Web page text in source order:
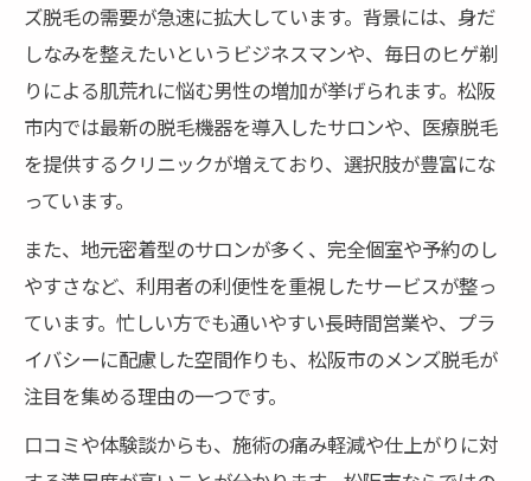
脱毛デビューなら松阪で自分に合う方法を発見
初めての脱毛選びで失敗しないコツ
松阪市で自分に合う脱毛プランの見極め方
部位や目的に応じた最適な脱毛方法を紹介
ズ脱毛の需要が急速に拡大しています。背景には、身だ
しなみを整えたいというビジネスマンや、毎日のヒゲ剃
りによる肌荒れに悩む男性の増加が挙げられます。松阪
市内では最新の脱毛機器を導入したサロンや、医療脱毛
を提供するクリニックが増えており、選択肢が豊富にな
っています。
また、地元密着型のサロンが多く、完全個室や予約のし
やすさなど、利用者の利便性を重視したサービスが整っ
ています。忙しい方でも通いやすい長時間営業や、プラ
イバシーに配慮した空間作りも、松阪市のメンズ脱毛が
注目を集める理由の一つです。
口コミや体験談からも、施術の痛み軽減や仕上がりに対